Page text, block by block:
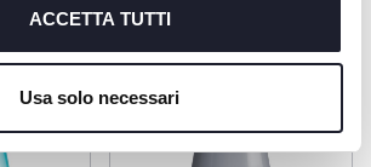
ACCETTA TUTTI
Usa solo necessari